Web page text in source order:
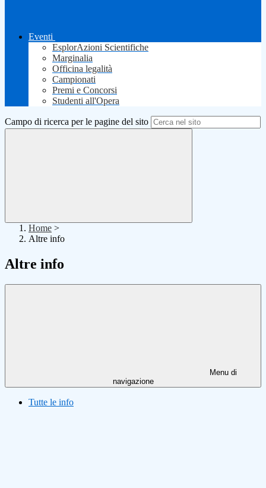
Eventi
EsplorAzioni Scientifiche
Marginalia
Officina legalità
Campionati
Premi e Concorsi
Studenti all'Opera
Campo di ricerca per le pagine del sito
Home >
Altre info
Altre info
Menu di
navigazione
Tutte le info